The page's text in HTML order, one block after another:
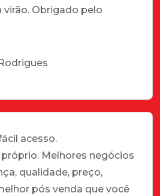
virão. Obrigado pelo
acesso.
Melhores negócios
qualidade, preço,
pós venda que você